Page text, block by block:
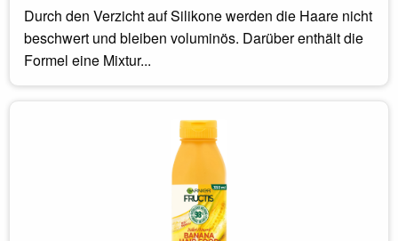
Durch den Verzicht auf Silikone werden die Haare nicht
beschwert und bleiben voluminös. Darüber enthält die
Formel eine Mixtur...